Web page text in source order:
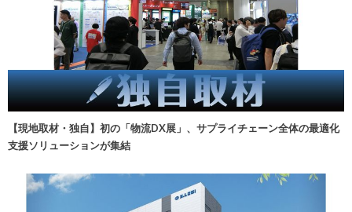
【現地取材・独自】初の「物流DX展」、サプライチェーン全体の最適化
支援ソリューションが集結